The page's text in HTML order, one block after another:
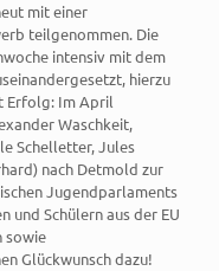
mit einer
teilgenommen. Die
intensiv mit dem
hierzu
Erfolg: Im April
Waschkeit,
Schelletter, Jules
nach Detmold zur
Jugendparlaments
und Schülern aus der EU
sowie
Glückwunsch dazu!